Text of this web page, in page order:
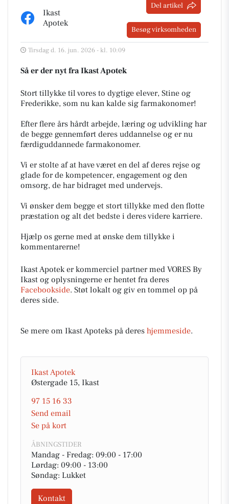
Ikast
Apotek
Del artikel
Besøg virksomheden
Tirsdag d. 16. jun. 2026 - kl. 10:09
Så er der nyt fra Ikast Apotek
Stort tillykke til vores to dygtige elever, Stine og
Frederikke, som nu kan kalde sig farmakonomer!
Efter flere års hårdt arbejde, læring og udvikling har
de begge gennemført deres uddannelse og er nu
færdiguddannede farmakonomer.
Vi er stolte af at have været en del af deres rejse og
glade for de kompetencer, engagement og den
omsorg, de har bidraget med undervejs.
Vi ønsker dem begge et stort tillykke med den flotte
præstation og alt det bedste i deres videre karriere.
Hjælp os gerne med at ønske dem tillykke i
kommentarerne!
Ikast Apotek er kommerciel partner med VORES By
Ikast og oplysningerne er hentet fra deres
Facebookside. Støt lokalt og giv en tommel op på
deres side.
Se mere om Ikast Apoteks på deres hjemmeside.
Ikast Apotek
Østergade 15, Ikast
97 15 16 33
Send email
Se på kort
ÅBNINGSTIDER
Mandag - Fredag: 09:00 - 17:00
Lørdag: 09:00 - 13:00
Søndag: Lukket
Kontakt